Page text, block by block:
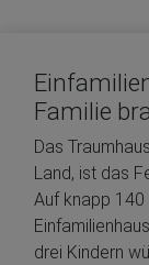
Familie
Das
Land, ist das
Auf knapp
drei Kindern